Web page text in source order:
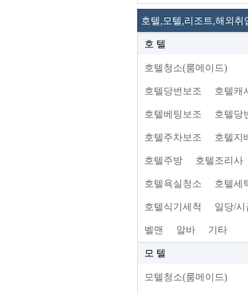
호텔,모텔,리조트,해외취
호 텔
호텔청소(룸메이드)
호텔당번보조 호텔캐
호텔베팅보조 호텔당
호텔주차보조 호텔지
호텔주방 호텔조리사
호텔욕실청소 호텔세
호텔식기세척 일당/시
벨맨 알바 기타
모 텔
모텔청소(룸메이드)